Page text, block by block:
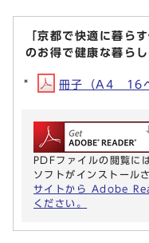
「京都で快適に暮ら
のお得で健康な暮らし
冊子（A4 16
PDFファイルの閲覧
ソフトがインストール
サイトから Adobe
ください。